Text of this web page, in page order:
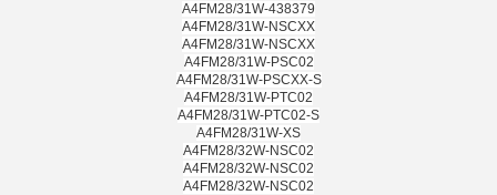
A4FM28/31W-438379
A4FM28/31W-NSCXX
A4FM28/31W-NSCXX
A4FM28/31W-PSC02
A4FM28/31W-PSCXX-S
A4FM28/31W-PTC02
A4FM28/31W-PTC02-S
A4FM28/31W-XS
A4FM28/32W-NSC02
A4FM28/32W-NSC02
A4FM28/32W-NSC02